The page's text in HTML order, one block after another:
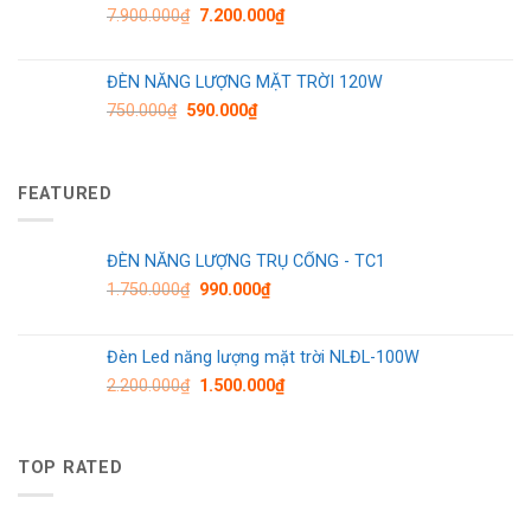
7.900.000₫ 7.200.000₫
ĐÈN NĂNG LƯỢNG MẶT TRỜI 120W
750.000₫ 590.000₫
FEATURED
ĐÈN NĂNG LƯỢNG TRỤ CỔNG - TC1
1.750.000₫ 990.000₫
Đèn Led năng lượng mặt trời NLĐL-100W
2.200.000₫ 1.500.000₫
TOP RATED